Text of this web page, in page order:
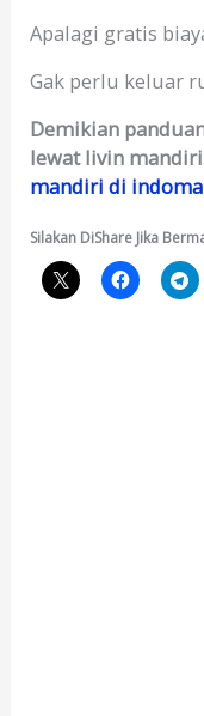
Apalagi gratis
Gak perlu keluar
Demikian
lewat livin
mandiri di
Silakan DiShare Jika